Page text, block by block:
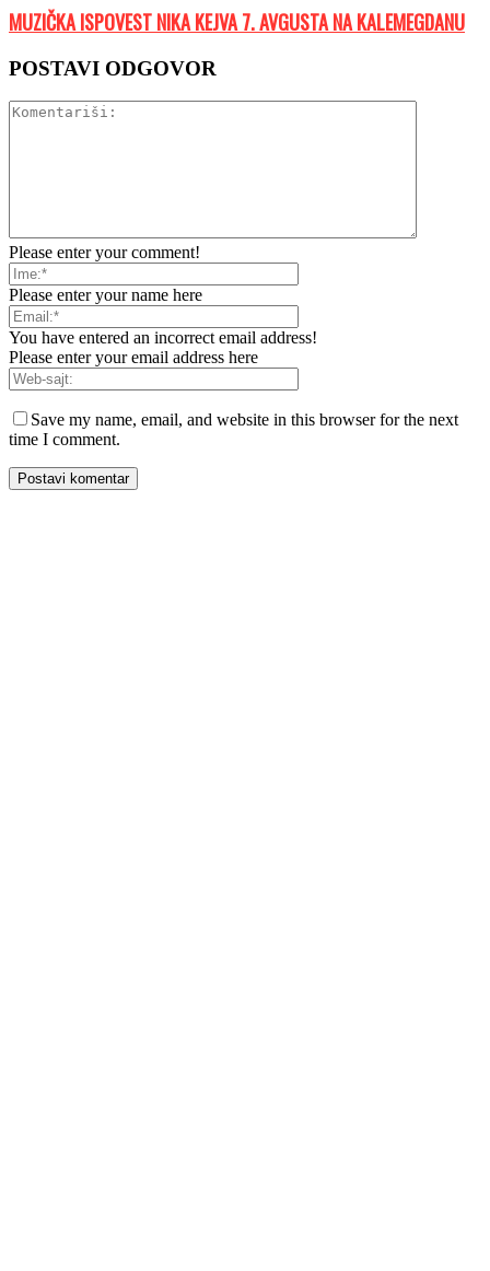
MUZIČKA ISPOVEST NIKA KEJVA 7. AVGUSTA NA KALEMEGDANU
POSTAVI ODGOVOR
Please enter your comment!
Please enter your name here
You have entered an incorrect email address!
Please enter your email address here
Save my name, email, and website in this browser for the next
time I comment.